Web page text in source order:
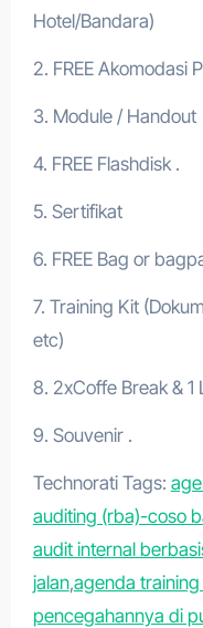
Hotel/Bandara)
2. FREE Akomodasi
3. Module / Handout
4. FREE Flashdisk .
5. Sertifikat
6. FREE Bag or
7. Training Kit
etc)
8. 2xCoffe Break & 1
9. Souvenir .
Technorati Tags:
auditing (rba)-coso
audit internal
jalan,agenda
pencegahannya di